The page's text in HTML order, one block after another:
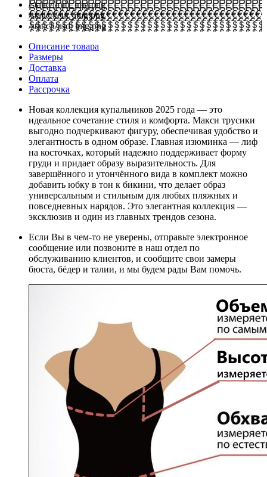
/static/i/rub_img.png
/static/i/eur_img.png
/static/i/usd_img.png
Описание товара
Размеры
Доставка
Оплата
Рассрочка
Новая коллекция купальников 2025 года — это
идеальное сочетание стиля и комфорта. Макси трусики
выгодно подчеркивают фигуру, обеспечивая удобство и
элегантность в одном образе. Главная изюминка — лиф
на косточках, который надежно поддерживает форму
груди и придает образу выразительность. Для
завершённого и утончённого вида в комплект можно
добавить юбку в тон к бикини, что делает образ
универсальным и стильным для любых пляжных и
повседневных нарядов. Это элегантная коллекция —
эксклюзив и один из главных трендов сезона.
Если Вы в чем-то не уверены, отправьте электронное
сообщение или позвоните в наш отдел по
обслуживанию клиентов, и сообщите свои замеры
бюста, бёдер и талии, и мы будем рады Вам помочь.